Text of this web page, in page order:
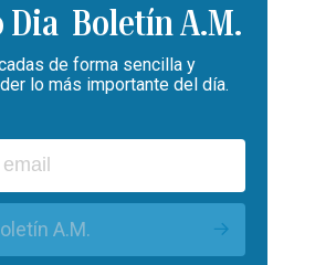
Boletín A.M.
de forma sencilla y
lo más importante del día.
A.M.